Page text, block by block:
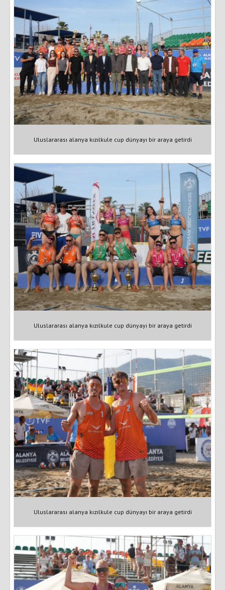
Uluslararası alanya kızılkule cup dünyayı bir araya getirdi
Uluslararası alanya kızılkule cup dünyayı bir araya getirdi
Uluslararası alanya kızılkule cup dünyayı bir araya getirdi